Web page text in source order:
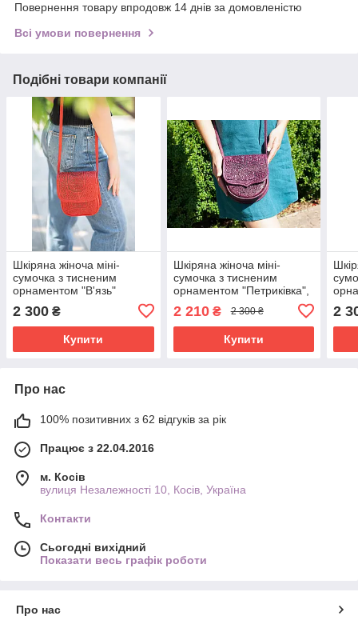
Повернення товару впродовж 14 днів за домовленістю
Всі умови повернення
Подібні товари компанії
Шкіряна жіноча міні-
сумочка з тисненим
орнаментом "В'язь"
16×19×6 см
2 300 ₴
Купити
Шкіряна жіноча міні-
сумочка з тисненим
орнаментом "Петриківка",
16×19×6 см
2 210₴ 2 300 ₴
Купити
см
2
Про нас
100% позитивних з 62 відгуків за рік
Працює з 22.04.2016
м. Косів
вулиця Незалежності 10, Косів, Україна
Контакти
Сьогодні вихідний
Показати весь графік роботи
Про нас